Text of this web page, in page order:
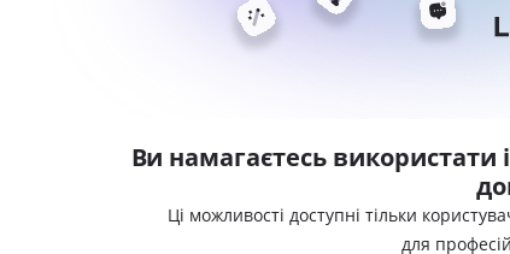
Ви намагаєтесь використати
Ці можливості доступні тільки
для